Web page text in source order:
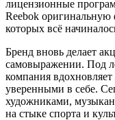
лицензионные
Reebok
которых всё
Бренд вновь делает
самовыражении. Под
компания
уверенными в себе.
художниками,
на стыке спорта и